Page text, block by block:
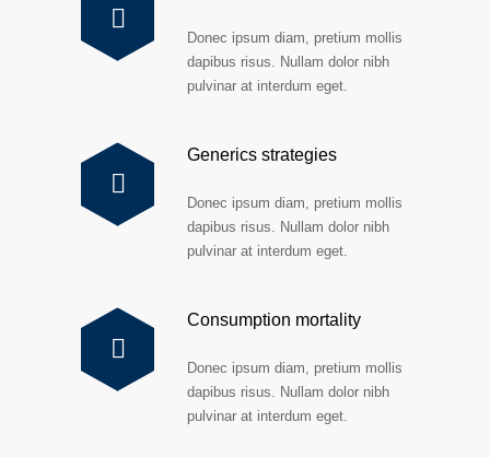
Donec ipsum diam, pretium mollis
dapibus risus. Nullam dolor nibh
pulvinar at interdum eget.
Generics strategies
Donec ipsum diam, pretium mollis
dapibus risus. Nullam dolor nibh
pulvinar at interdum eget.
Consumption mortality
Donec ipsum diam, pretium mollis
dapibus risus. Nullam dolor nibh
pulvinar at interdum eget.